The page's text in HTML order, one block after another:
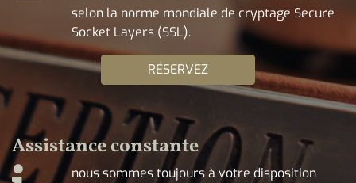
selon la norme mondiale de cryptage Secure
Socket Layers (SSL).
RÉSERVEZ
Assistance constante
nous sommes toujours à votre disposition